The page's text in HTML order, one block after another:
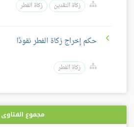
زكاة النقدين زكاة الفطر
حكم إخراج زكاة الفطر نقودًا
زكاة الفطر
مجموع الفتاوى